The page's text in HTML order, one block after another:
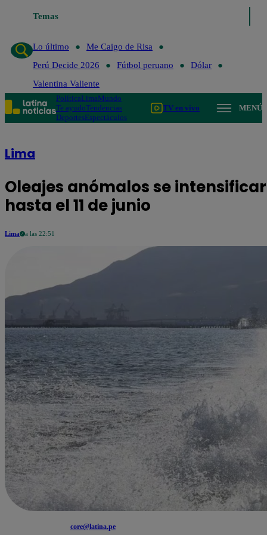
Temas
Lo último
Me Caigo de Risa
Perú Decide 2026
Fútbol peruano
Dólar
Valentina Valiente
PolíticaLimaMundo
Te ayudoTendencias
DeportesEspectáculos
TV en vivo MENÚ
Lima
Oleajes anómalos se
hasta el 11 de junio
Lima a las 22:51
core@latina.pe